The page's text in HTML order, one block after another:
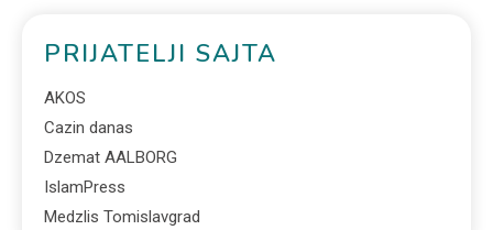
PRIJATELJI SAJTA
AKOS
Cazin danas
Dzemat AALBORG
IslamPress
Medzlis Tomislavgrad